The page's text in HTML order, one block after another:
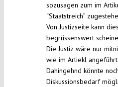
sozusagen zum im
“Staatstreich”
Von Justizseite kann
begrüssenswert
Die Justiz wäre nur
wie im Artiekl angeführt.
Dahingehnd könnte
Diskussionsbedarf